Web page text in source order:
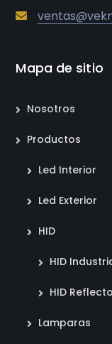
Mapa de sitio
Nosotros
Productos
Led Interior
Led Exterior
HID
HID
HID
Lamparas